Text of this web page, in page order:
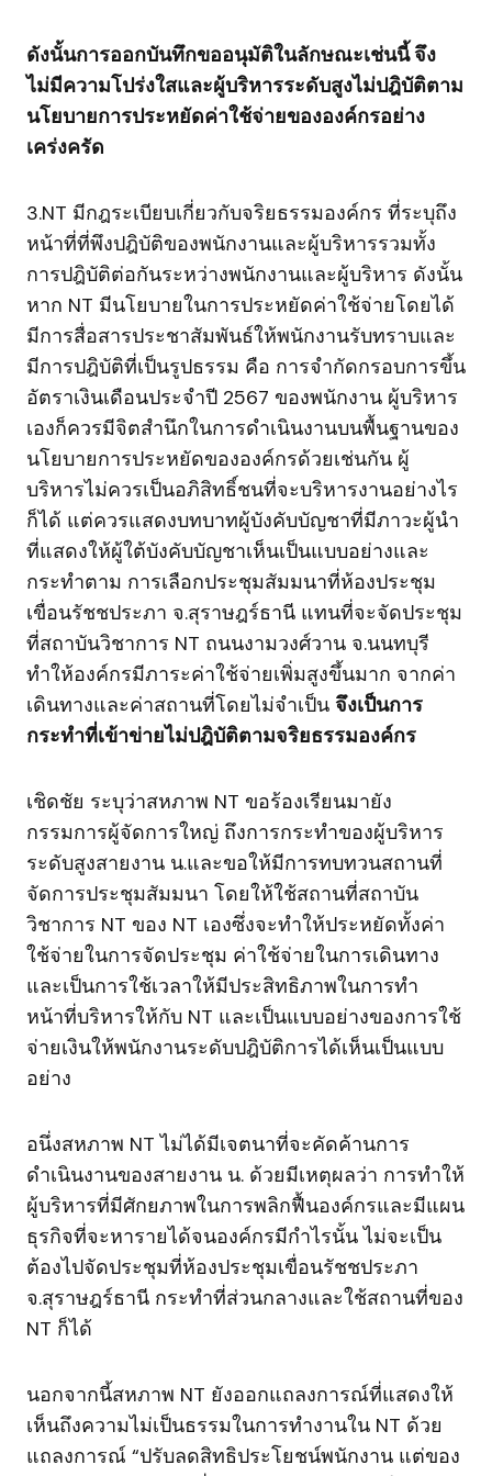
ดังนั้นการออกบันทึกขออนุมัติในลักษณะเช่นนี้ จึง
ไม่มีความโปร่งใสและผู้บริหารระดับสูงไม่ปฎิบัติตาม
นโยบายการประหยัดค่าใช้จ่ายขององค์กรอย่าง
เคร่งครัด
3.NT มีกฎระเบียบเกี่ยวกับจริยธรรมองค์กร ที่ระบุถึง
หน้าที่ที่พึงปฎิบัติของพนักงานและผู้บริหารรวมทั้ง
การปฎิบัติต่อกันระหว่างพนักงานและผู้บริหาร ดังนั้น
หาก NT มีนโยบายในการประหยัดค่าใช้จ่ายโดยได้
มีการสื่อสารประชาสัมพันธ์ให้พนักงานรับทราบและ
มีการปฎิบัติที่เป็นรูปธรรม คือ การจำกัดกรอบการขึ้น
อัตราเงินเดือนประจำปี 2567 ของพนักงาน ผู้บริหาร
เองก็ควรมีจิตสำนึกในการดำเนินงานบนพื้นฐานของ
นโยบายการประหยัดขององค์กรด้วยเช่นกัน ผู้
บริหารไม่ควรเป็นอภิสิทธิ์ชนที่จะบริหารงานอย่างไร
ก็ได้ แต่ควรแสดงบทบาทผู้บังคับบัญชาที่มีภาวะผู้นำ
ที่แสดงให้ผู้ใต้บังคับบัญชาเห็นเป็นแบบอย่างและ
กระทำตาม การเลือกประชุมสัมมนาที่ห้องประชุม
เขื่อนรัชชประภา จ.สุราษฎร์ธานี แทนที่จะจัดประชุม
ที่สถาบันวิชาการ NT ถนนงามวงศ์วาน จ.นนทบุรี
ทำให้องค์กรมีภาระค่าใช้จ่ายเพิ่มสูงขึ้นมาก จากค่า
เดินทางและค่าสถานที่โดยไม่จำเป็น จึงเป็นการ
กระทำที่เข้าข่ายไม่ปฎิบัติตามจริยธรรมองค์กร
เชิดชัย ระบุว่าสหภาพ NT ขอร้องเรียนมายัง
กรรมการผู้จัดการใหญ่ ถึงการกระทำของผู้บริหาร
ระดับสูงสายงาน น.และขอให้มีการทบทวนสถานที่
จัดการประชุมสัมมนา โดยให้ใช้สถานที่สถาบัน
วิชาการ NT ของ NT เองซึ่งจะทำให้ประหยัดทั้งค่า
ใช้จ่ายในการจัดประชุม ค่าใช้จ่ายในการเดินทาง
และเป็นการใช้เวลาให้มีประสิทธิภาพในการทำ
หน้าที่บริหารให้กับ NT และเป็นแบบอย่างของการใช้
จ่ายเงินให้พนักงานระดับปฎิบัติการได้เห็นเป็นแบบ
อย่าง
อนึ่งสหภาพ NT ไม่ได้มีเจตนาที่จะคัดค้านการ
ดำเนินงานของสายงาน น. ด้วยมีเหตุผลว่า การทำให้
ผู้บริหารที่มีศักยภาพในการพลิกฟื้นองค์กรและมีแผน
ธุรกิจที่จะหารายได้จนองค์กรมีกำไรนั้น ไม่จะเป็น
ต้องไปจัดประชุมที่ห้องประชุมเขื่อนรัชชประภา
จ.สุราษฎร์ธานี กระทำที่ส่วนกลางและใช้สถานที่ของ
NT ก็ได้
นอกจากนี้สหภาพ NT ยังออกแถลงการณ์ที่แสดงให้
เห็นถึงความไม่เป็นธรรมในการทำงานใน NT ด้วย
แถลงการณ์ “ปรับลดสิทธิประโยชน์พนักงาน แต่ของ